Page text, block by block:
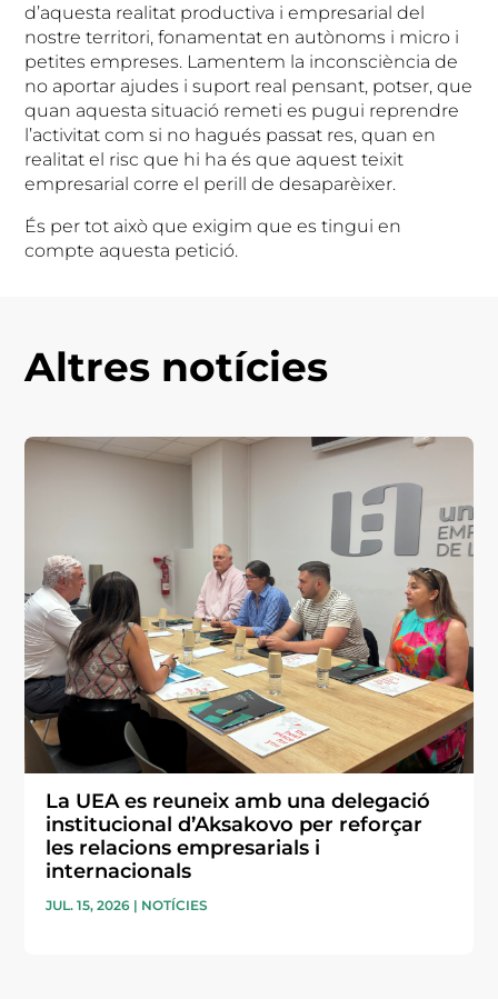
d’aquesta realitat productiva i empresarial del
nostre territori, fonamentat en autònoms i micro i
petites empreses. Lamentem la inconsciència de
no aportar ajudes i suport real pensant, potser, que
quan aquesta situació remeti es pugui reprendre
l’activitat com si no hagués passat res, quan en
realitat el risc que hi ha és que aquest teixit
empresarial corre el perill de desaparèixer.
És per tot això que exigim que es tingui en
compte aquesta petició.
Altres notícies
La UEA es reuneix amb una delegació
institucional d’Aksakovo per reforçar
les relacions empresarials i
internacionals
JUL. 15, 2026 | NOTÍCIES